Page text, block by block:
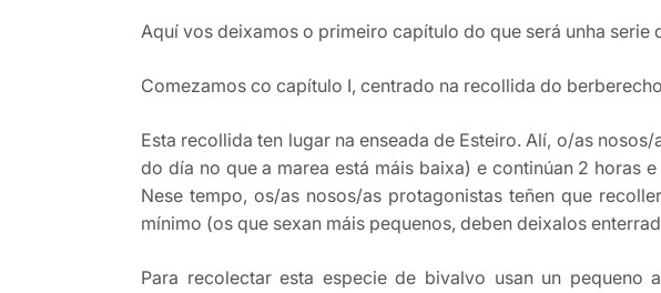
Aquí vos deixamos o primeiro capítulo do que será unha
Comezamos co capítulo I, centrado na recollida do
Esta recollida ten lugar na enseada de Esteiro. Alí, o/as
do día no que a marea está máis baixa) e continúan 2 horas
Nese tempo, os/as nosos/as protagonistas teñen que
mínimo (os que sexan máis pequenos, deben deixalos
Para recolectar esta especie de bivalvo usan un